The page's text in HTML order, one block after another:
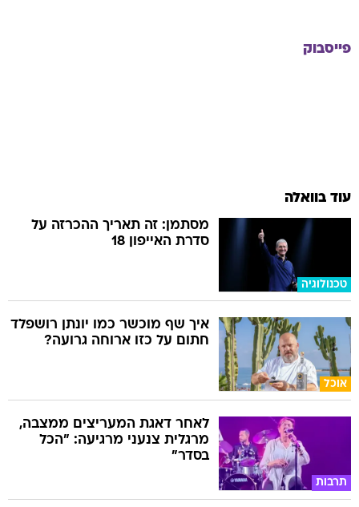
פייסבוק
עוד בוואלה
טכנולוגיה
מסתמן: זה תאריך ההכרזה על
סדרת האייפון 18
אוכל
איך שף מוכשר כמו יונתן רושפלד
חתום על כזו ארוחה גרועה?
תרבות
לאחר דאגת המעריצים ממצבה,
מרגלית צנעני מרגיעה: "הכל
בסדר"